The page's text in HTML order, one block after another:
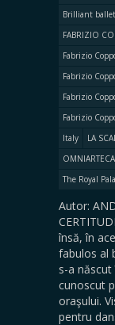
Brilliant
FABRIZIO
Fabrizio
Fabrizio
Fabrizio
Fabrizio
Italy
LA
The Royal
Autor:
însă, în
fabulos al
s-a
cunoscut
oraşului.
pentru